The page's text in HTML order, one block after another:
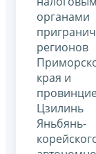
органами
регионов
края и
Цзилинь
Яньбянь-